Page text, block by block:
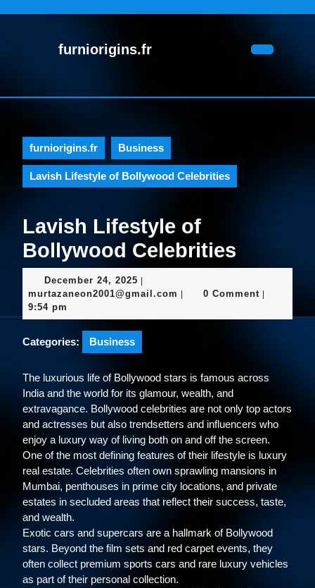
furniorigins.fr
furniorigins.fr Business
Lavish Lifestyle of Bollywood Celebrities
Lavish Lifestyle of
Bollywood Celebrities
December 24, 2025 December
24,
murtazaneon2001@gmail.com 0 Comment
9:54 pm
Categories: Business
The luxurious life of Bollywood stars is famous across
India and the world for its glamour, wealth, and
extravagance. Bollywood celebrities are not only top actors
and actresses but also trendsetters and influencers who
enjoy a luxury way of living both on and off the screen.
One of the most defining features of their lifestyle is luxury
real estate. Celebrities often own sprawling mansions in
Mumbai, penthouses in prime city locations, and private
estates in secluded areas that reflect their success, taste,
and wealth.
Exotic cars and supercars are a hallmark of Bollywood
stars. Beyond the film sets and red carpet events, they
often collect premium sports cars and rare luxury vehicles
as part of their personal collection.